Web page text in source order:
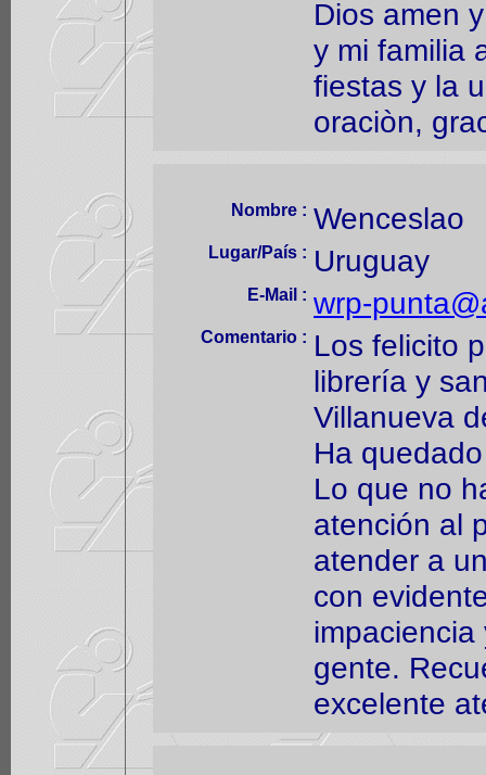
Dios amen
y mi familia
fiestas y la
oraciòn,
Nombre : Wenceslao
Lugar/País : Uruguay
E-Mail : wrp-
Comentario : Los felicito
librería y
Villanueva
Ha
Lo que no
atención al
atender a
con
impaciencia
gente.
excelente